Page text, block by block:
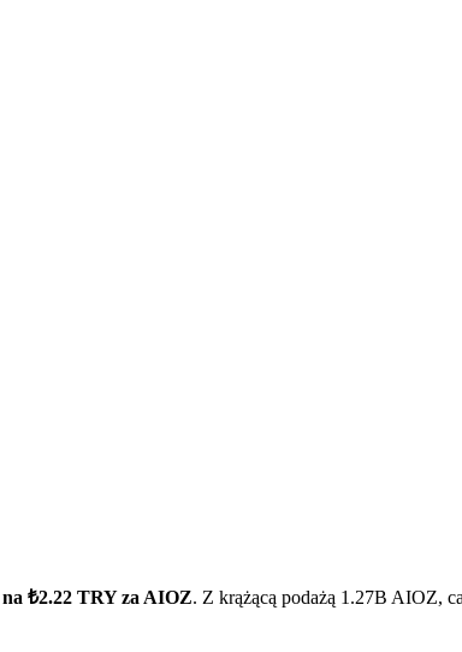
na ₺2.22 TRY za AIOZ. Z krążącą podażą 1.27B AIOZ,